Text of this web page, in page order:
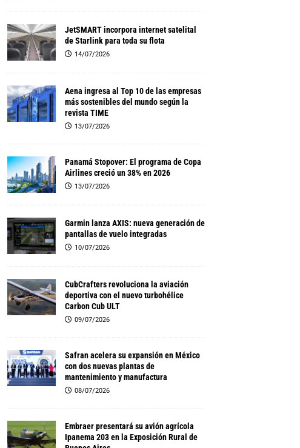
JetSMART incorpora internet satelital
de Starlink para toda su flota
14/07/2026
Aena ingresa al Top 10 de las empresas
más sostenibles del mundo según la
revista TIME
13/07/2026
Panamá Stopover: El programa de Copa
Airlines creció un 38% en 2026
13/07/2026
Garmin lanza AXIS: nueva generación de
pantallas de vuelo integradas
10/07/2026
CubCrafters revoluciona la aviación
deportiva con el nuevo turbohélice
Carbon Cub ULT
09/07/2026
Safran acelera su expansión en México
con dos nuevas plantas de
mantenimiento y manufactura
08/07/2026
Embraer presentará su avión agrícola
Ipanema 203 en la Exposición Rural de